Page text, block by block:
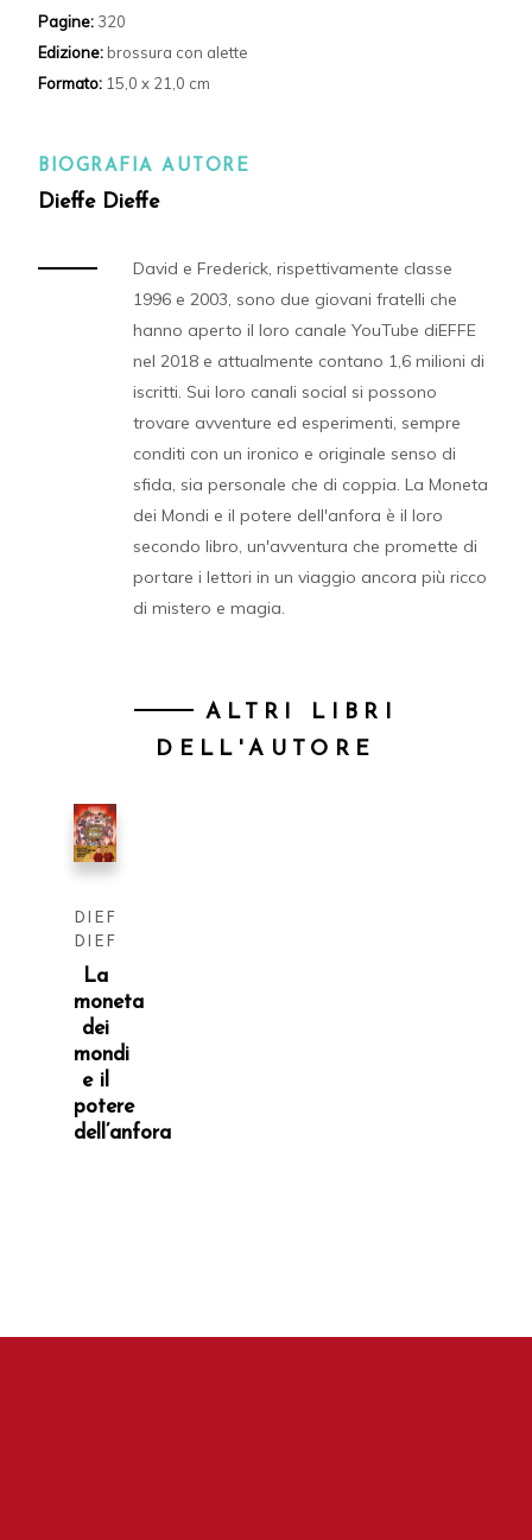
Pagine: 320
Edizione: brossura con alette
Formato: 15,0 x 21,0 cm
BIOGRAFIA AUTORE
Dieffe Dieffe
David e Frederick, rispettivamente classe
1996 e 2003, sono due giovani fratelli che
hanno aperto il loro canale YouTube diEFFE
nel 2018 e attualmente contano 1,6 milioni di
iscritti. Sui loro canali social si possono
trovare avventure ed esperimenti, sempre
conditi con un ironico e originale senso di
sfida, sia personale che di coppia. La Moneta
dei Mondi e il potere dell'anfora è il loro
secondo libro, un'avventura che promette di
portare i lettori in un viaggio ancora più ricco
di mistero e magia.
ALTRI LIBRI
DELL'AUTORE
DIEFFE
DIEFFE
La
moneta
dei
mondi
e il
potere
dell’anfora